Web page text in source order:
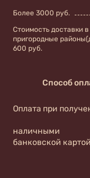
Более 3000 руб.
Стоимость доставки в
пригородные
600 руб.
Способ
Оплата при
наличными
банковской картой